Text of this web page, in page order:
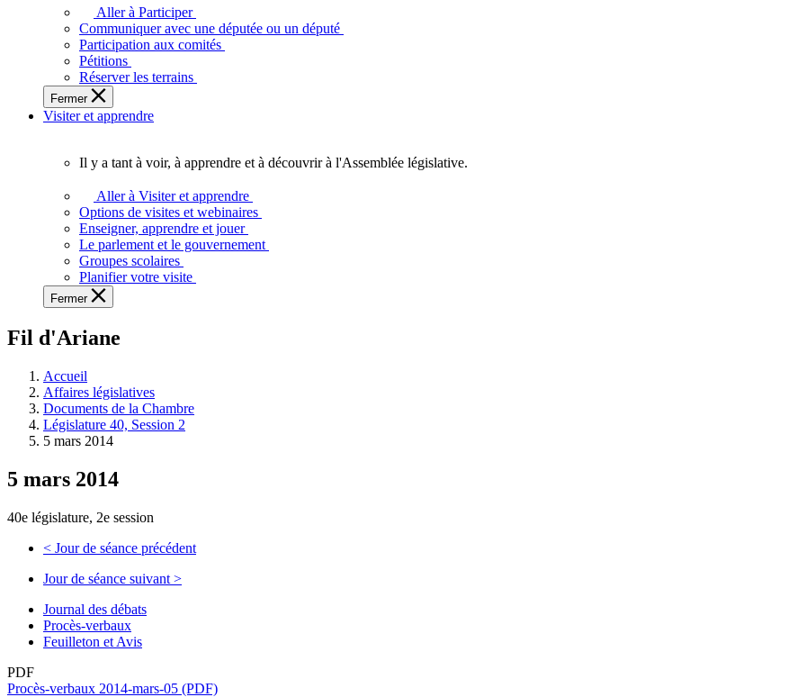
fonctionner
plein
potentiel,
l'Assemblée
a
besoin
Aller à Participer
Communiquer avec une députée ou un député
Participation aux comités
Pétitions
Réserver les terrains
Fermer
Visiter et apprendre
voir,
apprendre
et
découvrir
l'Assemblée
législative.
Il y a tant à voir, à apprendre et à découvrir à l'Assemblée législative.
Aller à Visiter et apprendre
Options de visites et webinaires
Enseigner, apprendre et jouer
Le parlement et le gouvernement
Groupes scolaires
Planifier votre visite
Fermer
Fil d'Ariane
Accueil
Affaires législatives
Documents de la Chambre
Législature 40, Session 2
5 mars 2014
5 mars 2014
40e législature, 2e session
< Jour de séance précédent
Jour de séance suivant >
Journal des débats
Procès-verbaux
Feuilleton et Avis
PDF
Procès-verbaux 2014-mars-05 (PDF)